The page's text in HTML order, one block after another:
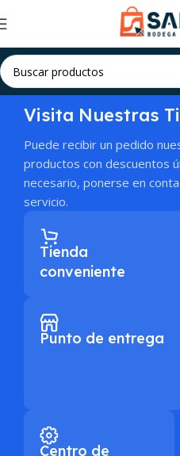
Visita Nuestras
Puede recibir un pedido
productos con descuentos
necesario, ponerse en
servicio.
Tienda
conveniente
Punto de entrega
Centro de